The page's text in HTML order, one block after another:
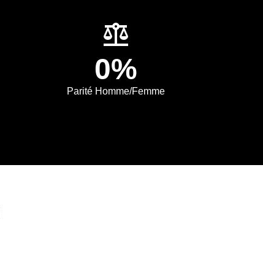
balance
0%
Parité Homme/Femme